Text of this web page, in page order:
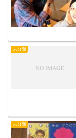
未分類
未分類